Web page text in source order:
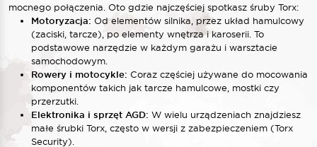
mocnego połączenia. Oto gdzie najczęściej spotkasz śruby Torx:
Motoryzacja: Od elementów silnika, przez układ hamulcowy
(zaciski, tarcze), po elementy wnętrza i karoserii. To
podstawowe narzędzie w każdym garażu i warsztacie
samochodowym.
Rowery i motocykle: Coraz częściej używane do mocowania
komponentów takich jak tarcze hamulcowe, mostki czy
przerzutki.
Elektronika i sprzęt AGD: W wielu urządzeniach znajdziesz
małe śrubki Torx, często w wersji z zabezpieczeniem (Torx
Security).